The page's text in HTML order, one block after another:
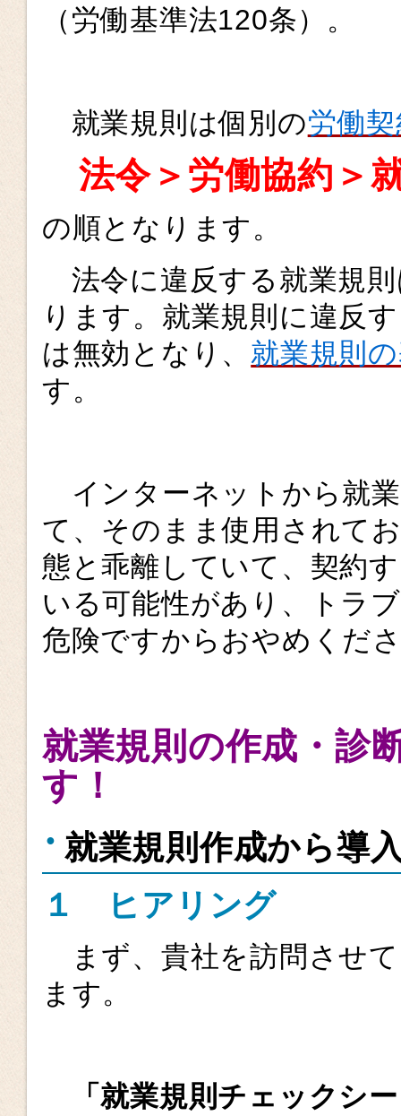
（労働基準法120条）。
就業規則は個別の労働
法令＞労働協約＞
の順となります。
法令に違反する就業規
ります。就業規則に違反
は無効となり、 就業規則
す。
インターネットから就
て、そのまま使用されて
態と乖離していて、契約
いる可能性があり、トラ
危険ですからおやめくだ
就業規則の作成・診
す！
就業規則作成から導
１ ヒアリング
まず、貴社を訪問させ
ます。
「就業規則チェックシ